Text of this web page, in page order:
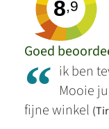
8,9
Goed
“ ik ben
Mooie
fijne winkel